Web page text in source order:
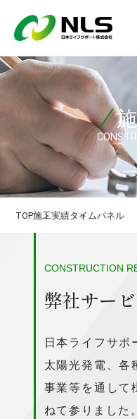
TOP施工実績タイムパネル
CONSTRUCTION
弊社サー
日本ライフサポ
太陽光発電、各
事業等を通して
ねて参りました。